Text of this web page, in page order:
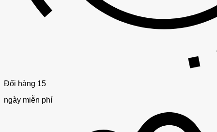
Đổi hàng 15
ngày miễn phí